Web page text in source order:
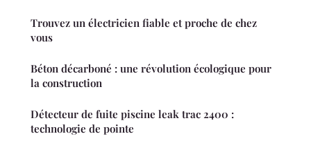
Trouvez un électricien fiable et proche de chez
vous
Béton décarboné : une révolution écologique pour
la construction
Détecteur de fuite piscine leak trac 2400 :
technologie de pointe